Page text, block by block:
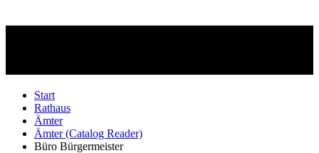
Start
Rathaus
Ämter
Ämter (Catalog Reader)
Büro Bürgermeister